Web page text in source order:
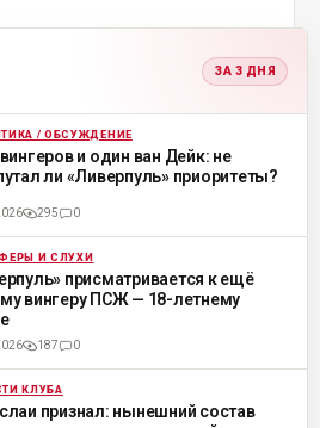
ЗА 3 ДНЯ
/ ОБСУЖДЕНИЕ
и один ван Дейк: не
ли «Ливерпуль» приоритеты?
295 0
И СЛУХИ
присматривается к ещё
вингеру ПСЖ — 18-летнему
187 0
КЛУБА
признал: нынешний состав